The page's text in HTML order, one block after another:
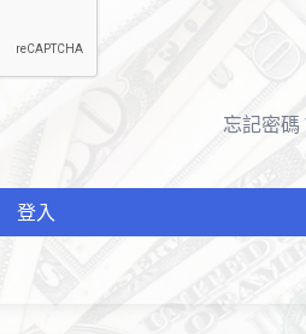
忘記密碼
登入